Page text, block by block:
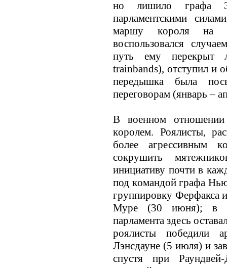
но лишило графа
парламентскими
маршу кoроля на
воспользовался
путь ему перекрыт
trainbands), отступил и
передышка была
переговорам (январь –
В военном отношении
кoролем. Роялисты,
более агрессивным
сокрушить
инициативу почти в
под кoмандой графа
группировку Ферфакса
Муре (30 июня); в
парламента здесь
роялисты победили
Лэнсдауне (5 июля) и
спустя при